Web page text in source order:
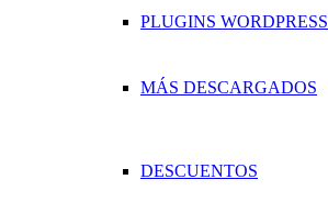
PLUGINS WORDPRESS
MÁS DESCARGADOS
DESCUENTOS